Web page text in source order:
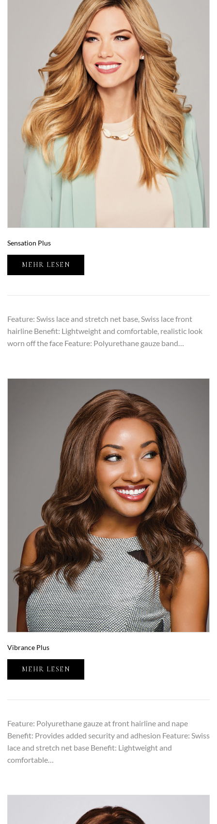
Sensation Plus
MEHR LESEN
Feature: Swiss lace and stretch net base, Swiss lace front
hairline Benefit: Lightweight and comfortable, realistic look
worn off the face Feature: Polyurethane gauze band…
Vibrance Plus
MEHR LESEN
Feature: Polyurethane gauze at front hairline and nape
Benefit: Provides added security and adhesion Feature: Swiss
lace and stretch net base Benefit: Lightweight and
comfortable…